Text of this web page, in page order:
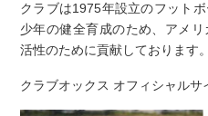
クラブは1975年設立のフット
少年の健全育成のため、アメ
活性のために貢献しております。
クラブオックス オフィシャルサ